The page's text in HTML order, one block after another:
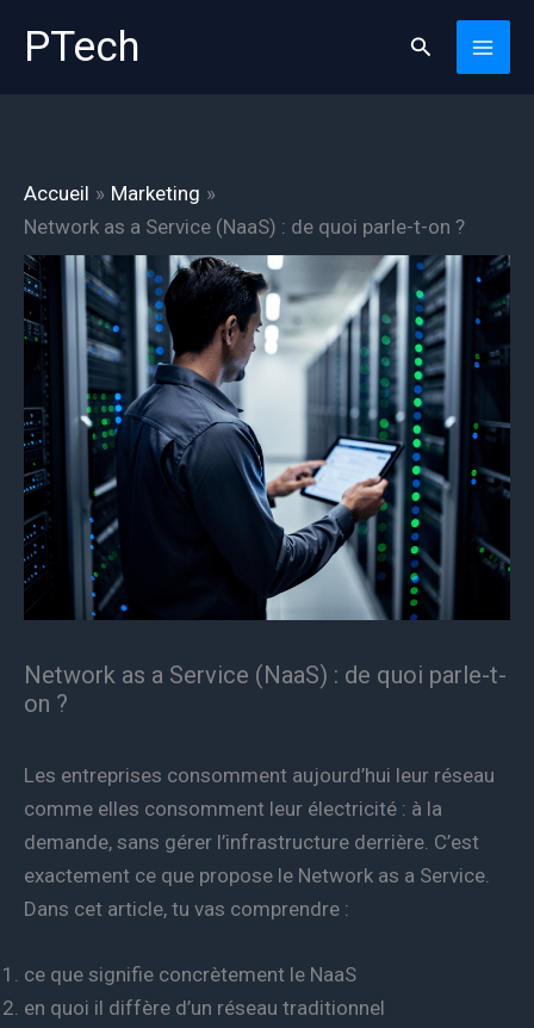
PTech Rechercher
Accueil
Marketing
Network as a Service (NaaS) : de quoi parle-t-on ?
Network as a Service (NaaS) : de quoi parle-t-
on ?
Les entreprises consomment aujourd’hui leur réseau
comme elles consomment leur électricité : à la
demande, sans gérer l’infrastructure derrière. C’est
exactement ce que propose le Network as a Service.
Dans cet article, tu vas comprendre :
ce que signifie concrètement le NaaS
en quoi il diffère d’un réseau traditionnel